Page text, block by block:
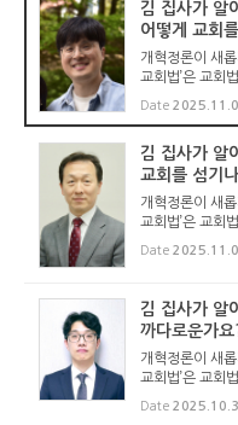
김 집사가 알
어떻게 교회
개혁정론이 새
교회법’은 교회
다. 기독교보와
기독교보의 허
Date
김 집사가 알
교회를 섬기
개혁정론이 새
교회법’은 교회
다. 기독교보와
기독교보의 허
Date
김 집사가 알
까다로운가요
개혁정론이 새
교회법’은 교회
다. 기독교보와
기독교보의 허
Date